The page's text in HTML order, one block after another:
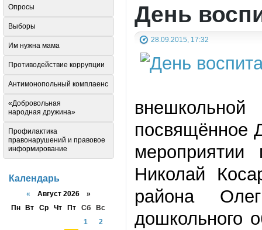
День
28.09.2015, 17:32
посвящённое
мероприятии
Николай
района
дошкольного
Опросы
Выборы
Им нужна мама
Противодействие коррупции
Антимонопольный комплаенс
«Добровольная
народная дружина»
Профилактика
правонарушений и правовое
информирование
Календарь
« Август 2026 »
Пн
Вт Ср Чт Пт Сб
Вс
1
2